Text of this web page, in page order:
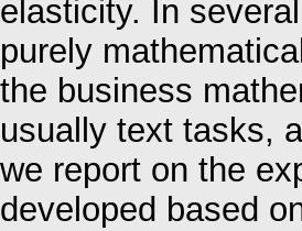
elasticity. In
purely
the business
usually text tasks,
we report on the
developed based